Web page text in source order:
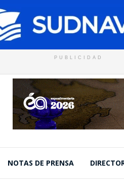
PUBLICIDAD
NOTAS DE PRENSA